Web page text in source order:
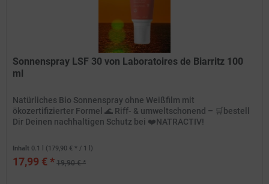
Sonnenspray LSF 30 von Laboratoires de Biarritz 100
ml
Natürliches Bio Sonnenspray ohne Weißfilm mit
ökozertifizierter Formel 🌊 Riff- & umweltschonend – 🛒bestell
Dir Deinen nachhaltigen Schutz bei ❤️NATRACTIV!
Inhalt 0.1 l (179,90 € * / 1 l)
17,99 € * 19,90 € *